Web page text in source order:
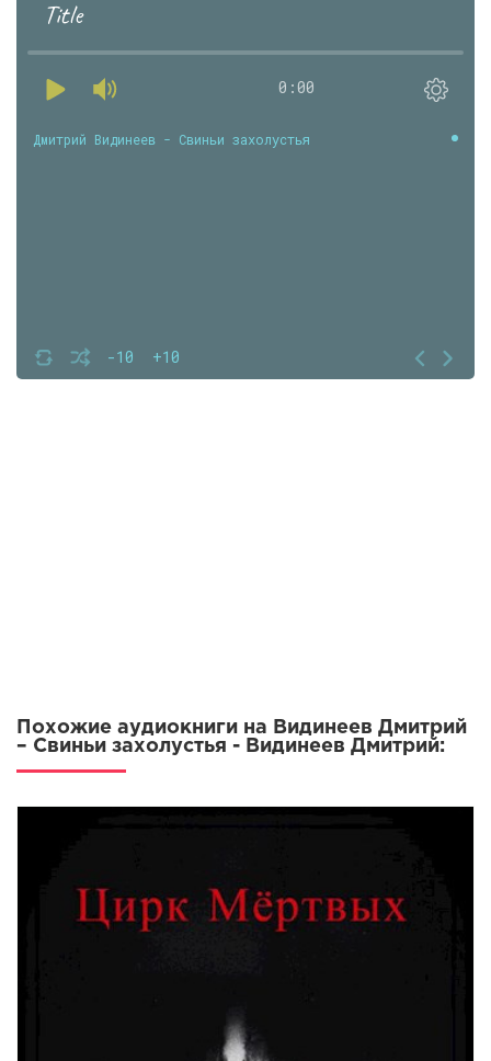
Title
0:00
-10 +10
Дмитрий Видинеев - Свиньи захолустья
Похожие аудиокниги на Видинеев Дмитрий
– Свиньи захолустья - Видинеев Дмитрий: